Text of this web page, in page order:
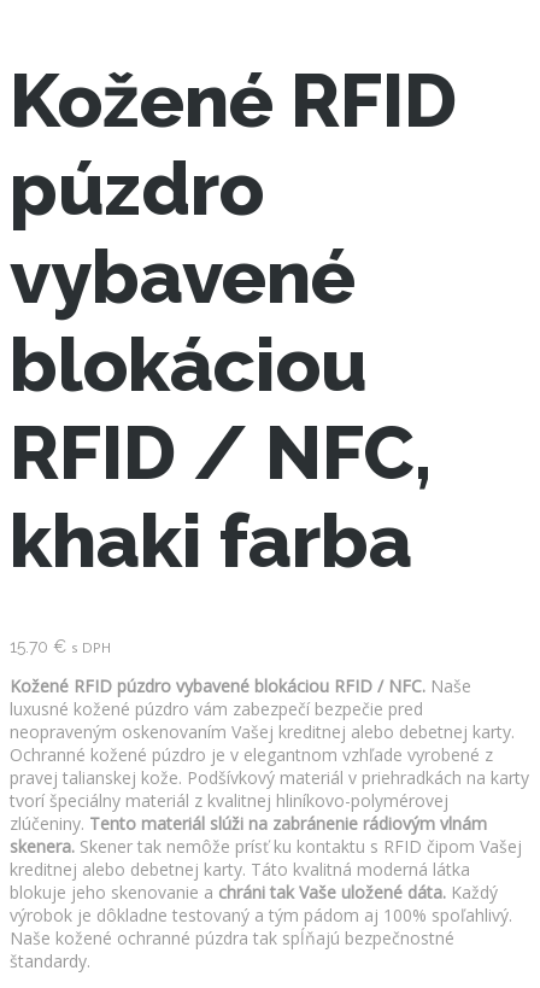
Kožené RFID
púzdro
vybavené
blokáciou
RFID / NFC,
khaki farba
15.70 € s DPH
Kožené RFID púzdro vybavené blokáciou RFID / NFC. Naše
luxusné kožené púzdro vám zabezpečí bezpečie pred
neopraveným oskenovaním Vašej kreditnej alebo debetnej karty.
Ochranné kožené púzdro je v elegantnom vzhľade vyrobené z
pravej talianskej kože. Podšívkový materiál v priehradkách na karty
tvorí špeciálny materiál z kvalitnej hliníkovo-polymérovej
zlúčeniny. Tento materiál slúži na zabránenie rádiovým vlnám
skenera. Skener tak nemôže prísť ku kontaktu s RFID čipom Vašej
kreditnej alebo debetnej karty. Táto kvalitná moderná látka
blokuje jeho skenovanie a chráni tak Vaše uložené dáta. Každý
výrobok je dôkladne testovaný a tým pádom aj 100% spoľahlivý.
Naše kožené ochranné púzdra tak spĺňajú bezpečnostné
štandardy.